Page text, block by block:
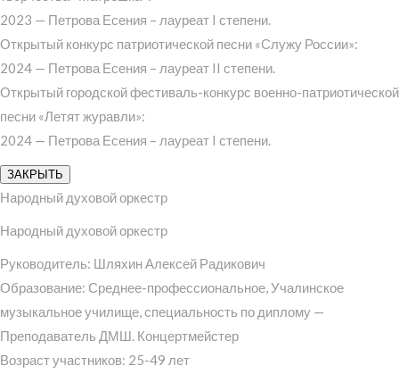
2023 — Петрова Есения – лауреат I степени.
Открытый конкурс патриотической песни «Служу России»:
2024 — Петрова Есения – лауреат II степени.
Открытый городской фестиваль-конкурс военно-патриотической
песни «Летят журавли»:
2024 — Петрова Есения – лауреат I степени.
ЗАКРЫТЬ
Народный духовой оркестр
Народный духовой оркестр
Руководитель: Шляхин Алексей Радикович
Образование: Среднее-профессиональное, Учалинское
музыкальное училище, специальность по диплому —
Преподаватель ДМШ. Концертмейстер
Возраст участников: 25-49 лет